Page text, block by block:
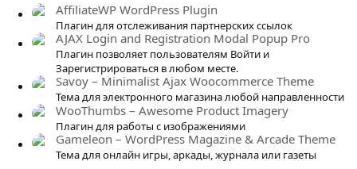
AffiliateWP WordPress Plugin
Плагин для отслеживания партнерских ссылок
AJAX Login and Registration Modal Popup Pro
Плагин позволяет пользователям Войти и
Зарегистрироваться в любом месте.
Savoy – Minimalist Ajax Woocommerce Theme
Тема для электронного магазина любой направленности
WooThumbs – Awesome Product Imagery
Плагин для работы с изображениями
Gameleon – WordPress Magazine & Arcade Theme
Тема для онлайн игры, аркады, журнала или газеты